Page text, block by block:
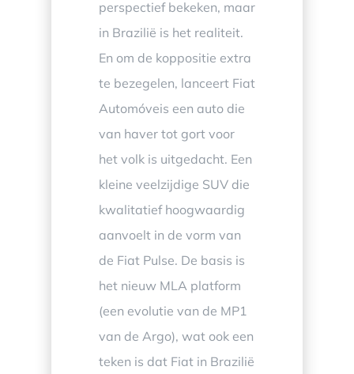
perspectief bekeken, maar
in Brazilië is het realiteit.
En om de koppositie extra
te bezegelen, lanceert Fiat
Automóveis een auto die
van haver tot gort voor
het volk is uitgedacht. Een
kleine veelzijdige SUV die
kwalitatief hoogwaardig
aanvoelt in de vorm van
de Fiat Pulse. De basis is
het nieuw MLA platform
(een evolutie van de MP1
van de Argo), wat ook een
teken is dat Fiat in Brazilië